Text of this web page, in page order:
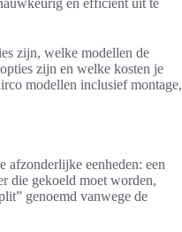
en efficiënt uit te
zijn, welke modellen de
zijn en welke kosten je
modellen inclusief montage,
afzonderlijke eenheden: een
die gekoeld moet worden,
genoemd vanwege de